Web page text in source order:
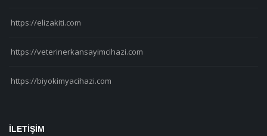
https://elizakiti.com
https://veterinerkansayimcihazi.com
https://biyokimyacihazi.com
İLETİŞİM